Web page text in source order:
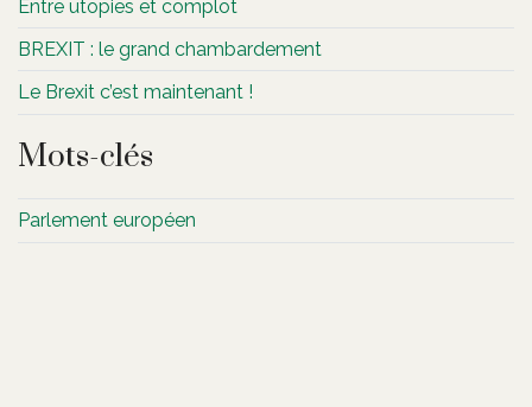
Entre utopies et complot
BREXIT : le grand chambardement
Le Brexit c’est maintenant !
Mots-clés
Parlement européen